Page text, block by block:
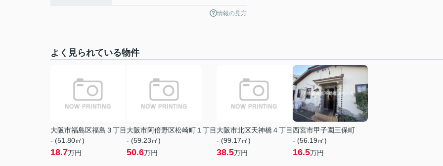
情報の見方
よく見られている物件
大阪市福島区福島３丁目
- (51.80㎡)
18.7万円
大阪市阿倍野区松崎町１丁目
- (59.23㎡)
50.6万円
大阪市北区天神橋４丁目
- (99.17㎡)
38.5万円
西宮市甲子園三保町
- (56.19㎡)
16.5万円